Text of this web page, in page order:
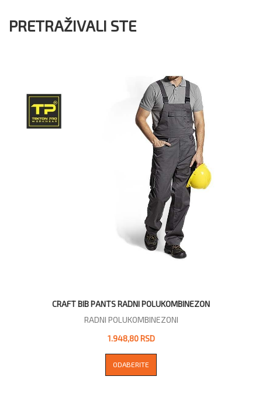
PRETRAŽIVALI STE
CRAFT BIB PANTS RADNI POLUKOMBINEZON
RADNI POLUKOMBINEZONI
1.948,80 RSD
ODABERITE